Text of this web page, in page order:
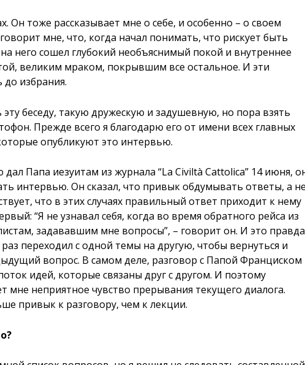
Он тоже рассказывает мне о себе, и особенно – о своем
мне, что, когда начал понимать, что рискует быть
него сошел глубокий необъяснимый покой и внутреннее
великим мраком, покрывшим все остальное. И эти
до избрания.
беседу, такую дружескую и задушевную, но пора взять
Прежде всего я благодарю его от имени всех главных
опубликуют это интервью.
Папа иезуитам из журнала “La Civiltà Cattolica” 14 июня,
интервью. Он сказал, что привык обдумывать ответы, а
что в этих случаях правильный ответ приходит к нему
“Я не узнавал себя, когда во время обратного рейса из
задававшим мне вопросы”, – говорит он. И это
переходил с одной темы на другую, чтобы вернуться и
вопрос. В самом деле, разговор с Папой Франциском
идей, которые связаны друг с другом. И поэтому
мне неприятное чувство прерывания текущего диалога.
привык к разговору, чем к лекции.